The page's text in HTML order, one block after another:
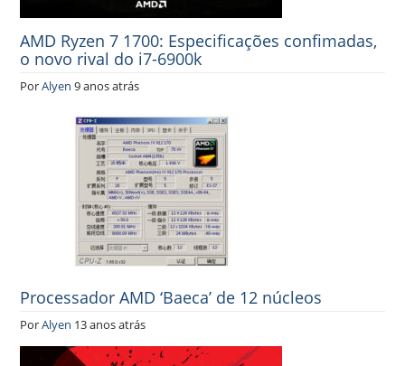
AMD Ryzen 7 1700: Especificações confimadas,
o novo rival do i7-6900k
PorAlyen 9 anos atrás
Processador AMD ‘Baeca’ de 12 núcleos
PorAlyen 13 anos atrás